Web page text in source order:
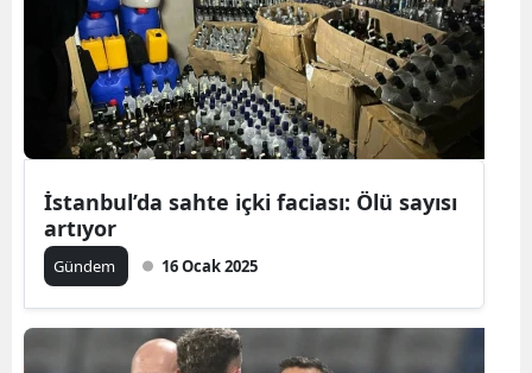
İstanbul’da sahte içki faciası: Ölü sayısı
artıyor
Gündem 16 Ocak 2025